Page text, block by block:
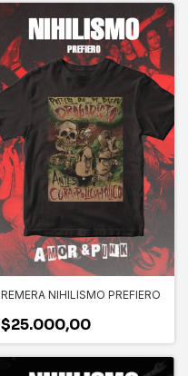
REMERA NIHILISMO PREFIERO
$25.000,00